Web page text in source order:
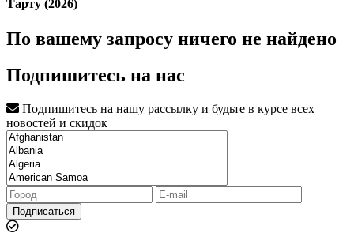
Тарту (2026)
По вашему запросу ничего не найдено
Подпишитесь на нас
Подпишитесь на нашу рассылку и будьте в курсе всех
новостей и скидок
Подписаться